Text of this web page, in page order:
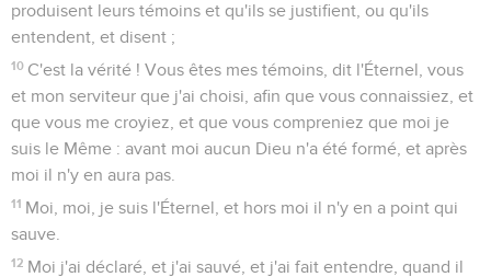
produisent leurs témoins et qu'ils se justifient, ou qu'ils
entendent, et disent ;
10 C'est la vérité ! Vous êtes mes témoins, dit l'Éternel, vous
et mon serviteur que j'ai choisi, afin que vous connaissiez, et
que vous me croyiez, et que vous compreniez que moi je
suis le Même : avant moi aucun Dieu n'a été formé, et après
moi il n'y en aura pas.
11 Moi, moi, je suis l'Éternel, et hors moi il n'y en a point qui
sauve.
12 Moi j'ai déclaré, et j'ai sauvé, et j'ai fait entendre, quand il